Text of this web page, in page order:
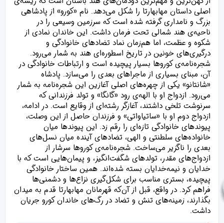
ه
]
اصلی داستان مهابهارتا را شکل می‌دهد. نام «کورو» از پادشاهی
بزرگ و نامداری گرفته شده است که سرزمین وسیعی را در
ناحیه‌ی هند شمالی تحت فرمان داشت. این خاندان نمادی از
شکوه و عظمت، اما هم‌زمان نماد تضادهای خانوادگی و
درگیری‌های خونین در تاریخ اسطوره‌ای هند به شمار می‌رود.
شجره‌نامه‌ی کوروها بسیار پیچیده است و ارتباطات خانوادگی در
آن، مبنای بسیاری از ماجراهای بعدی را می‌سازد. پادشاه
«شانتانو» یکی از چهره‌های اصلی آغازین این شجره‌نامه به شمار
می‌رود. ازدواج او با الهه‌ی رود «گانگا» و تولد فرزندانی که
سرنوشت تلخی داشتند، آغازگر رشته‌ای از وقایع است. در ادامه،
ازدواج دوم او با «ساتیاواتی» و فرزندان حاصل از این وصلت،
پیوندهای خانوادگی تازه‌ای را رقم زد. این پیوندها میان
خانواده‌های سلطنتی و الهی، تضادهای آینده میان نسل‌های
بعدی را ناگزیر می‌ساخت. شجره‌نامه‌ی کوروها سرشار از
ازدواج‌های مقدر، تولدهای شگفت‌انگیز، و پیمان‌هایی است که با
خدایان و نیمه‌خدایان بسته شده‌اند. همین ساختار خانوادگی
پیچیده، بستری مناسب برای شکل‌گیری نزاع‌ها و دشمنی‌ها
فراهم کرد. در واقع، قبل از آن‌که قهرمانان مهابهارتا قدم به میدان
بگذارند، زمینه‌های تنش و تضاد در رگ‌های خاندان کورو جریان
داشت.